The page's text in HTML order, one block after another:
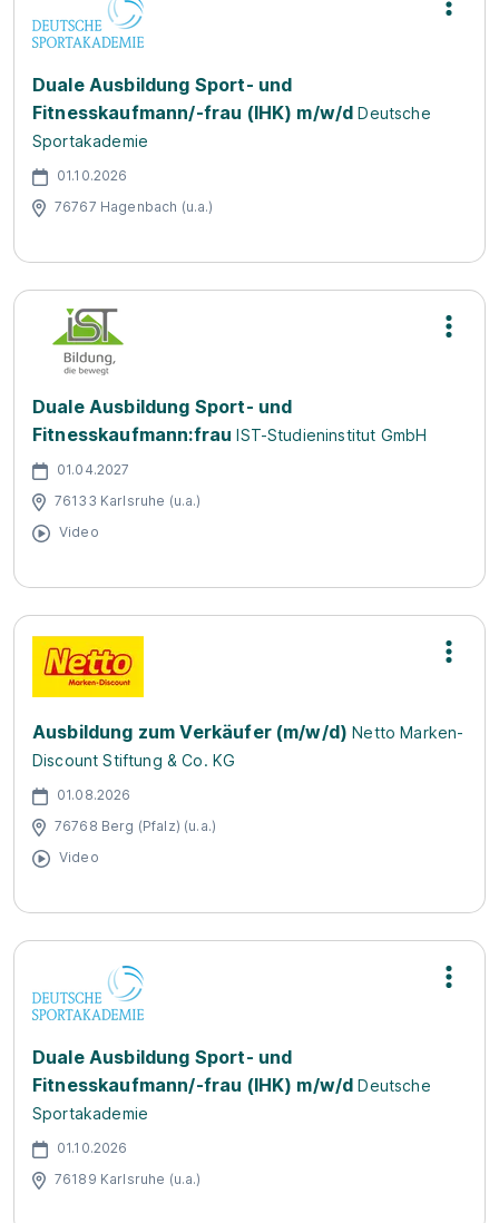
Duale Ausbildung Sport- und
Fitnesskaufmann/-frau (IHK) m/w/d Deutsche
Sportakademie
01.10.2026
76767 Hagenbach (u.a.)
Duale Ausbildung Sport- und
Fitnesskaufmann:frau IST-Studieninstitut GmbH
01.04.2027
76133 Karlsruhe (u.a.)
Video
Ausbildung zum Verkäufer (m/w/d) Netto Marken-
Discount Stiftung & Co. KG
01.08.2026
76768 Berg (Pfalz) (u.a.)
Video
Duale Ausbildung Sport- und
Fitnesskaufmann/-frau (IHK) m/w/d Deutsche
Sportakademie
01.10.2026
76189 Karlsruhe (u.a.)